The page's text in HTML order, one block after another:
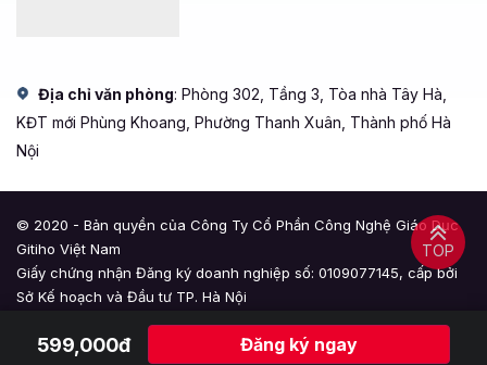
599,000đ Đăng ký ngay
TOP
Địa chỉ văn phòng: Phòng 302, Tầng 3, Tòa nhà Tây Hà,
KĐT mới Phùng Khoang, Phường Thanh Xuân, Thành phố Hà
Nội
© 2020 - Bản quyền của Công Ty Cổ Phần Công Nghệ Giáo Dục
Gitiho Việt Nam
Giấy chứng nhận Đăng ký doanh nghiệp số: 0109077145, cấp bởi
Sở Kế hoạch và Đầu tư TP. Hà Nội
thông